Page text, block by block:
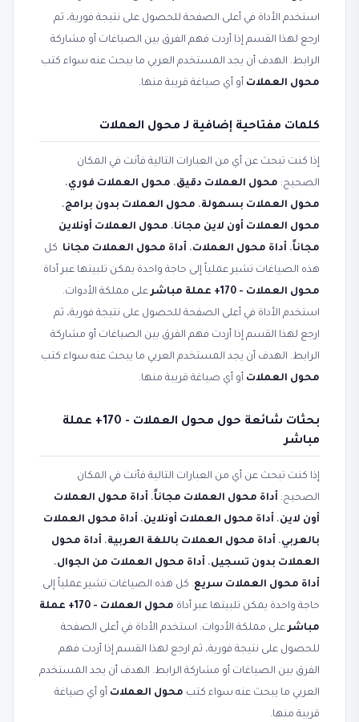
استخدم الأداة في أعلى الصفحة للحصول على نتيجة فورية، ثم
ارجع لهذا القسم إذا أردت فهم الفرق بين الصياغات أو مشاركة
الرابط. الهدف أن يجد المستخدم العربي ما يبحث عنه سواء كتب
محول العملات أو أي صياغة قريبة منها.
كلمات مفتاحية إضافية لـ محول العملات
إذا كنت تبحث عن أي من العبارات التالية فأنت في المكان
الصحيح: محول العملات دقيق، محول العملات فوري،
محول العملات بسهولة، محول العملات بدون برامج،
محول العملات أون لاين مجانا، محول العملات أونلاين
مجاناً، أداة محول العملات، أداة محول العملات مجانا. كل
هذه الصياغات تشير عملياً إلى حاجة واحدة يمكن تلبيتها عبر أداة
محول العملات - 170+ عملة مباشر
على مملكة الأدوات.
استخدم الأداة في أعلى الصفحة للحصول على نتيجة فورية، ثم
ارجع لهذا القسم إذا أردت فهم الفرق بين الصياغات أو مشاركة
الرابط. الهدف أن يجد المستخدم العربي ما يبحث عنه سواء كتب
محول العملات أو أي صياغة قريبة منها.
بحثات شائعة حول محول العملات - 170+ عملة
مباشر
إذا كنت تبحث عن أي من العبارات التالية فأنت في المكان
الصحيح: أداة محول العملات مجاناً، أداة محول العملات
أون لاين، أداة محول العملات أونلاين، أداة محول العملات
بالعربي، أداة محول العملات باللغة العربية، أداة محول
العملات بدون تسجيل، أداة محول العملات من الجوال،
أداة محول العملات سريع. كل هذه الصياغات تشير عملياً إلى
حاجة واحدة يمكن تلبيتها عبر أداة
محول العملات - 170+ عملة
مباشرعلى مملكة الأدوات. استخدم الأداة في أعلى الصفحة
للحصول على نتيجة فورية، ثم ارجع لهذا القسم إذا أردت فهم
الفرق بين الصياغات أو مشاركة الرابط. الهدف أن يجد المستخدم
العربي ما يبحث عنه سواء كتب محول العملات أو أي صياغة
قريبة منها.